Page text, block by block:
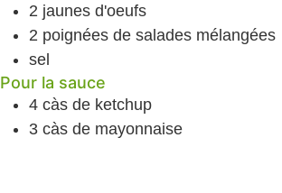
2 jaunes d'oeufs
2 poignées de salades mélangées
sel
Pour la sauce
4 càs de ketchup
3 càs de mayonnaise